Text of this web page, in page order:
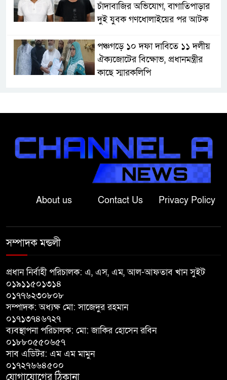
চাঁদাবাজির অভিযোগ, বাগাতিপাড়ার
দুই যুবক গণধোলাইয়ের পর আটক
পঞ্চগড়ে ১০ দফা দাবিতে ১১ দলীয়
ঐক্যজোটের বিক্ষোভ, প্রধানমন্ত্রীর
কাছে স্মারকলিপি
ঘণ্টার ব্যবধানে স্ত্রীরও মৃত্যু, শোকে
বাংলাদেশের মাটিতে আর কোনোদিন
ফ্যাসিস্টের স্থান হবে না: নাটোরে হুইপ
দুলু
লালপুরে নারীর ১ লাখ ৮০ হাজার টাকা
অভিযোগে বাগাতিপাড়ায় মানববন্ধন
সমাপনী ও পুরস্কার বিতরণ
About us Contact Us Privacy Policy
সম্পাদক মন্ডলী
প্রধান নির্বাহী পরিচালক: এ, এস, এম, আল-আফতাব খান সুইট
০১৯১১৫০১৩১৪
০১৭৭৬২৩০৮০৮
সম্পাদক: অধ্যক্ষ মো: সাজেদুর রহমান
০১৭১৩৭৪৬৭২৭
ব্যবস্থাপনা পরিচালক: মো: জাকির হোসেন রবিন
০১৮৮০৫৫০৬৫৭
সাব এডিটর: এম এম মামুন
০১৭২৭৬৬৪৫০০
যোগাযোগের ঠিকানা